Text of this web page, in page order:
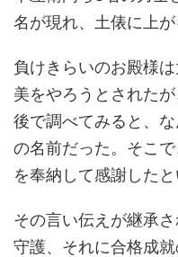
名が現れ、土俵に上
負けきらいのお殿様
美をやろうとされたが
後で調べてみると、
の名前だった。そこ
を奉納して感謝したと
その言い伝えが継承
守護、それに合格成